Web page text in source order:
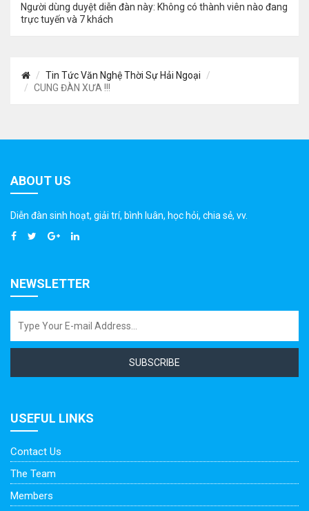
Người dùng duyệt diễn đàn này: Không có thành viên nào đang
trực tuyến và 7 khách
Tin Tức Văn Nghệ Thời Sự Hải Ngoại
CUNG ĐÀN XƯA !!!
ABOUT US
Diễn đàn sinh hoạt, giải trí, bình luân, học hỏi, chia sẻ, vv.
NEWSLETTER
SUBSCRIBE
USEFUL LINKS
Contact Us
The Team
Members